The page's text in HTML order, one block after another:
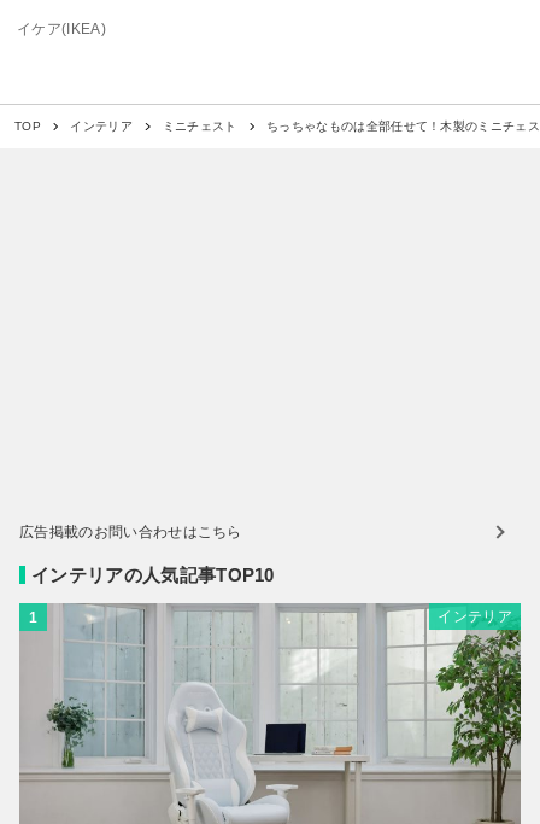
イケア(IKEA)
TOP インテリア ミニチェスト ちっちゃなものは全部任せて！木製のミニチェ
広告掲載のお問い合わせはこちら
インテリアの人気記事TOP10
1 インテリア